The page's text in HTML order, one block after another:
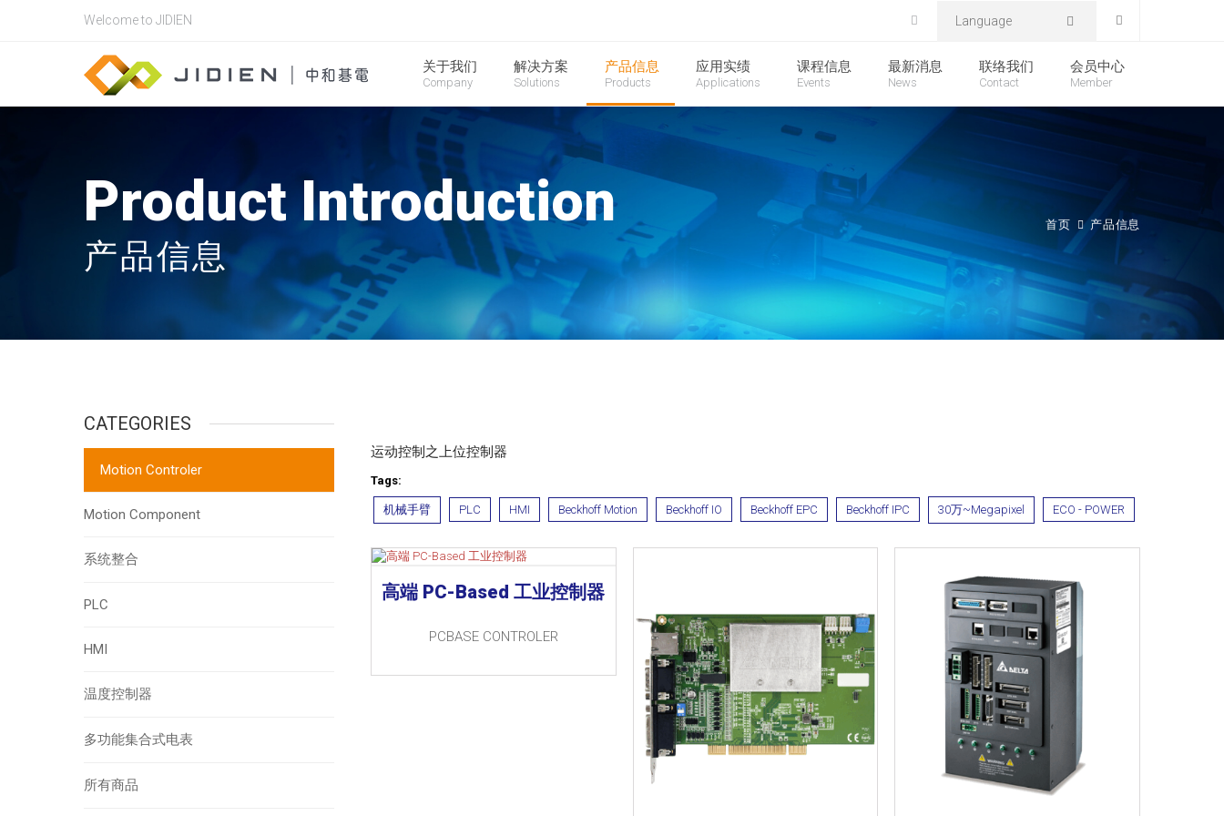
Welcome to JIDIEN Language
关于我们
Company
解决方案
Solutions
产品信息
Products
应用实绩
Applications
课程信息
Events
最新消息
News
联络我们
Contact
会员中心
Member
Product Introduction
产品信息
首页 产品信息
CATEGORIES
Motion Controler
Motion Component
系统整合
PLC
HMI
温度控制器
多功能集合式电表
所有商品
运动控制之上位控制器
Tags:
机械手臂 PLC HMI Beckhoff Motion Beckhoff IO Beckhoff EPC Beckhoff IPC 30万~Megapixel ECO - POWER
高端 PC-Based 工业控制器
PCBASE CONTROLER